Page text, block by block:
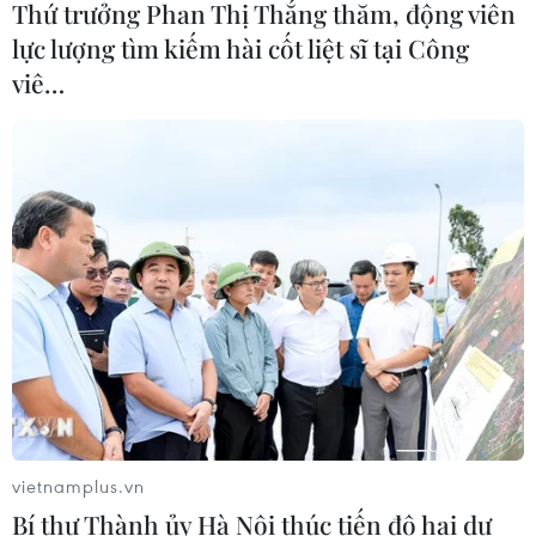
Phó Tổng Biên tập: NGUYỄN THỊ TÁM, KHÚC THANH
THỦY
Sở hữu trí tuệ
Quy định sử dụng
RSS
Hỗ trợ
Ngôn ngữ
TTXVN
Dịch vụ tin
Quảng cáo
Liên hệ
Thứ trưởng Phan Thị Thắng thăm, động viên
lực lượng tìm kiếm hài cốt liệt sĩ tại Công
viê…
vietnamplus.vn
Bí thư Thành ủy Hà Nội thúc tiến độ hai dự